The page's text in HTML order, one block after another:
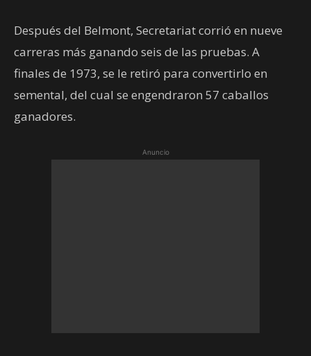
Después del Belmont, Secretariat corrió en nueve
carreras más ganando seis de las pruebas. A
finales de 1973, se le retiró para convertirlo en
semental, del cual se engendraron 57 caballos
ganadores.
Anuncio